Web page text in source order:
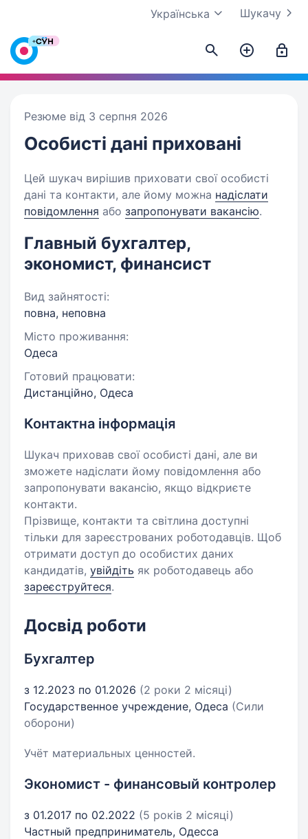
Шукачу
Українська
Резюме від 3 серпня 2026
Особисті дані приховані
Цей шукач вирішив приховати свої особисті
дані та контакти, але йому можна надіслати
повідомлення або запропонувати вакансію.
Главный бухгалтер,
экономист, финансист
Вид зайнятості:
повна, неповна
Місто проживання:
Одеса
Готовий працювати:
Дистанційно, Одеса
Контактна інформація
Шукач приховав свої особисті дані, але ви
зможете надіслати йому повідомлення або
запропонувати вакансію, якщо відкриєте
контакти.
Прізвище, контакти та світлина доступні
тільки для зареєстрованих роботодавців. Щоб
отримати доступ до особистих даних
кандидатів, увійдіть як роботодавець або
зареєструйтеся.
Досвід роботи
Бухгалтер
з 12.2023 по 01.2026 (2 роки 2 місяці)
Государственное учреждение, Одеса (Сили
оборони)
Учёт материальных ценностей.
Экономист - финансовый контролер
з 01.2017 по 02.2022 (5 років 2 місяці)
Частный предприниматель, Одесса